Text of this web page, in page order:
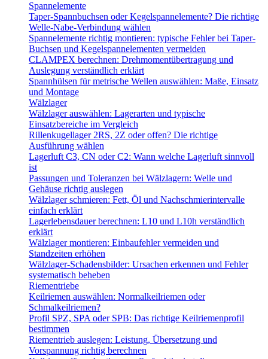
Spannelemente
Taper-Spannbuchsen oder Kegelspannelemente? Die richtige
Welle-Nabe-Verbindung wählen
Spannelemente richtig montieren: typische Fehler bei Taper-
Buchsen und Kegelspannelementen vermeiden
CLAMPEX berechnen: Drehmomentübertragung und
Auslegung verständlich erklärt
Spannhülsen für metrische Wellen auswählen: Maße, Einsatz
und Montage
Wälzlager
Wälzlager auswählen: Lagerarten und typische
Einsatzbereiche im Vergleich
Rillenkugellager 2RS, 2Z oder offen? Die richtige
Ausführung wählen
Lagerluft C3, CN oder C2: Wann welche Lagerluft sinnvoll
ist
Passungen und Toleranzen bei Wälzlagern: Welle und
Gehäuse richtig auslegen
Wälzlager schmieren: Fett, Öl und Nachschmierintervalle
einfach erklärt
Lagerlebensdauer berechnen: L10 und L10h verständlich
erklärt
Wälzlager montieren: Einbaufehler vermeiden und
Standzeiten erhöhen
Wälzlager-Schadensbilder: Ursachen erkennen und Fehler
systematisch beheben
Riementriebe
Keilriemen auswählen: Normalkeilriemen oder
Schmalkeilriemen?
Profil SPZ, SPA oder SPB: Das richtige Keilriemenprofil
bestimmen
Riementrieb auslegen: Leistung, Übersetzung und
Vorspannung richtig berechnen